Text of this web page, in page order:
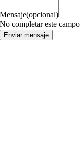
Mensaje(opcional)
No completar este campo
Enviar mensaje